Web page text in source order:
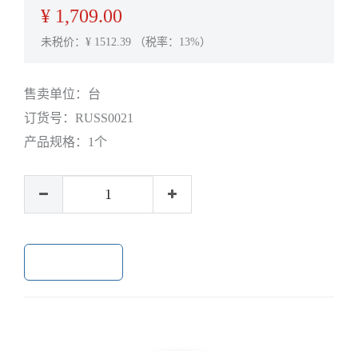
¥ 1,709.00
未税价：¥ 1512.39 （税率：13%）
售卖单位： 台
订货号： RUSS0021
产品规格： 1个